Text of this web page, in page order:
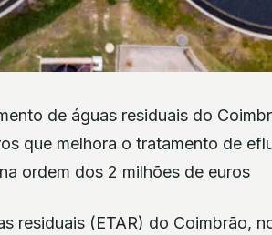
de águas residuais do
que melhora o tratamento de
ordem dos 2 milhões de euros
residuais (ETAR) do Coimbrão,